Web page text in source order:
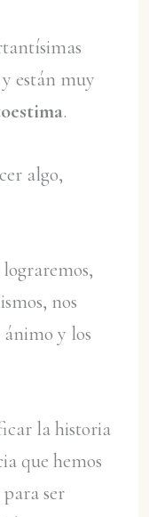
están muy
.
algo,
nos
y los
la historia
que hemos
ser